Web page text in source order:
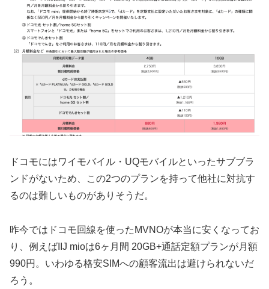
ドコモにはワイモバイル・UQモバイルといったサブブラ
ンドがないため、この2つのプランを持って他社に対抗す
るのは難しいものがありそうだ。
昨今ではドコモ回線を使ったMVNOが本当に安くなってお
り、例えばIIJ mioは6ヶ月間 20GB+通話定額プランが月額
990円。いわゆる格安SIMへの顧客流出は避けられないだ
ろう。